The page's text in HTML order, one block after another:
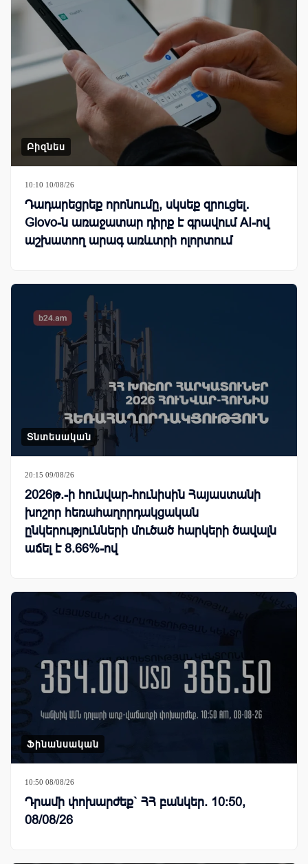
Բիզնես
10:10 10/08/26
Դադարեցրեք որոնումը, սկսեք զրուցել․
Glovo-ն առաջատար դիրք է գրավում AI-ով
աշխատող արագ առևտրի ոլորտում
Տնտեսական
20:15 09/08/26
2026թ.-ի հունվար-հունիսին Հայաստանի
խոշոր հեռահաղորդակցական
ընկերությունների մուծած հարկերի ծավալն
աճել է 8.66%-ով
Ֆինանսական
10:50 08/08/26
Դրամի փոխարժեք` ՀՀ բանկեր. 10:50,
08/08/26